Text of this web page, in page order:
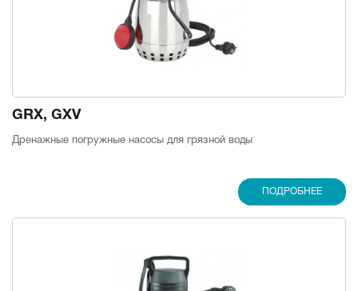
GRX, GXV
Дренажные погружные насосы для грязной воды
ПОДРОБНЕЕ